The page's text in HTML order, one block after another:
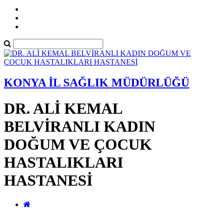
KONYA İL SAĞLIK MÜDÜRLÜĞÜ
DR. ALİ KEMAL
BELVİRANLI KADIN
DOĞUM VE ÇOCUK
HASTALIKLARI
HASTANESİ